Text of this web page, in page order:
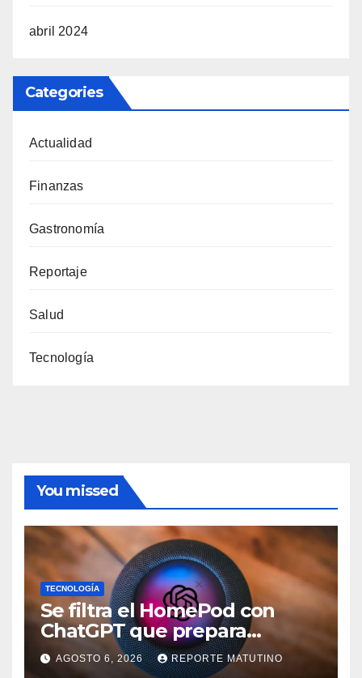
abril 2024
Categories
Actualidad
Finanzas
Gastronomía
Reportaje
Salud
Tecnología
You missed
TECNOLOGÍA
Se filtra el HomePod con
ChatGPT que prepara
OpenAI y su diseño es una
locura
AGOSTO 6, 2026 REPORTE MATUTINO